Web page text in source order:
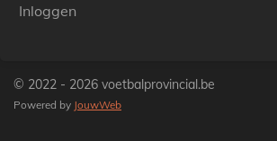
Inloggen
© 2022 - 2026 voetbalprovincial.be
Powered by JouwWeb